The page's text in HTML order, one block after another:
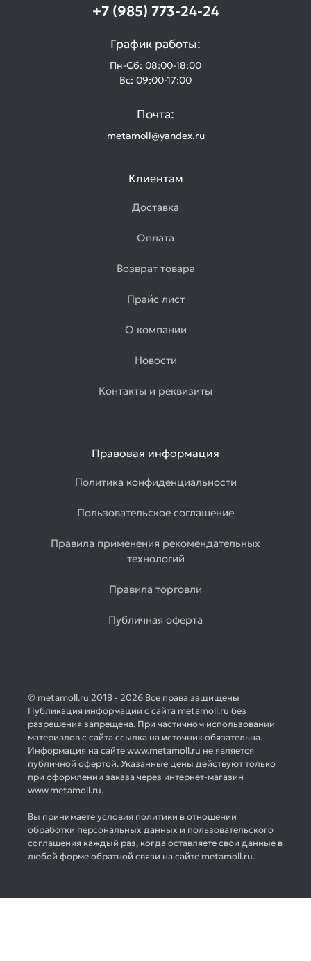
+7 (985) 773-24-24
График работы:
Пн-Сб: 08:00-18:00
Вс: 09:00-17:00
Почта:
metamoll@yandex.ru
Клиентам
Доставка
Оплата
Возврат товара
Прайс лист
О компании
Новости
Контакты и реквизиты
Правовая информация
Политика конфиденциальности
Пользовательское соглашение
Правила применения рекомендательных
технологий
Правила торговли
Публичная оферта
© metamoll.ru 2018 - 2026 Все права защищены
Публикация информации с сайта metamoll.ru без
разрешения запрещена. При частичном использовании
материалов с сайта ссылка на источник обязательна.
Информация на сайте www.metamoll.ru не является
публичной офертой. Указанные цены действуют только
при оформлении заказа через интернет-магазин
www.metamoll.ru.
Вы принимаете условия политики в отношении
обработки персональных данных и пользовательского
соглашения каждый раз, когда оставляете свои данные в
любой форме обратной связи на сайте metamoll.ru.